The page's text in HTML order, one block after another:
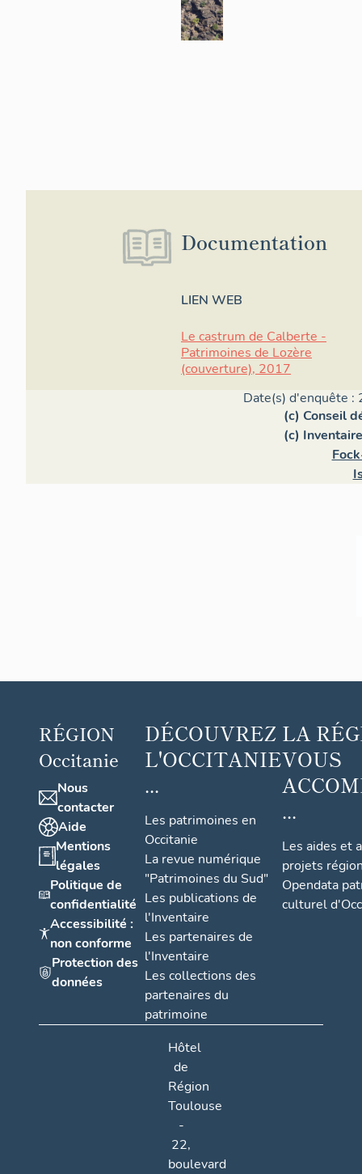
Documentation
LIEN WEB
Le castrum de Calberte -
Patrimoines de Lozère
(couverture), 2017
Date(s) d'enquête :
(c) Conseil
(c)
RÉGION
Occitanie
Nous
contacter
Aide
Mentions
légales
Politique de
confidentialité
Accessibilité :
non conforme
Protection des
données
DÉCOUVREZ
L'OCCITANIE
...
Les patrimoines en
Occitanie
La revue numérique
"Patrimoines du Sud"
Les publications de
l'Inventaire
Les partenaires de
l'Inventaire
Les collections des
partenaires du
patrimoine
LA
VOUS
...
Les aides et
projets
Opendata
culturel
Hôtel
de
Région
Toulouse
-
22,
boulevard